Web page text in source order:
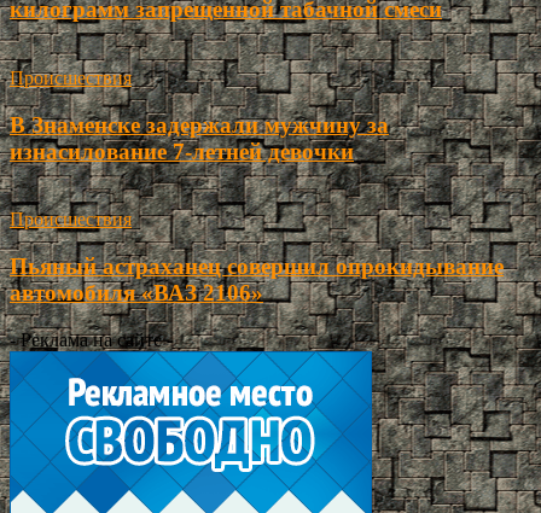
килограмм запрещенной табачной смеси
Происшествия
В Знаменске задержали мужчину за
изнасилование 7-летней девочки
Происшествия
Пьяный астраханец совершил опрокидывание
автомобиля «ВАЗ 2106»
- Реклама на сайте -